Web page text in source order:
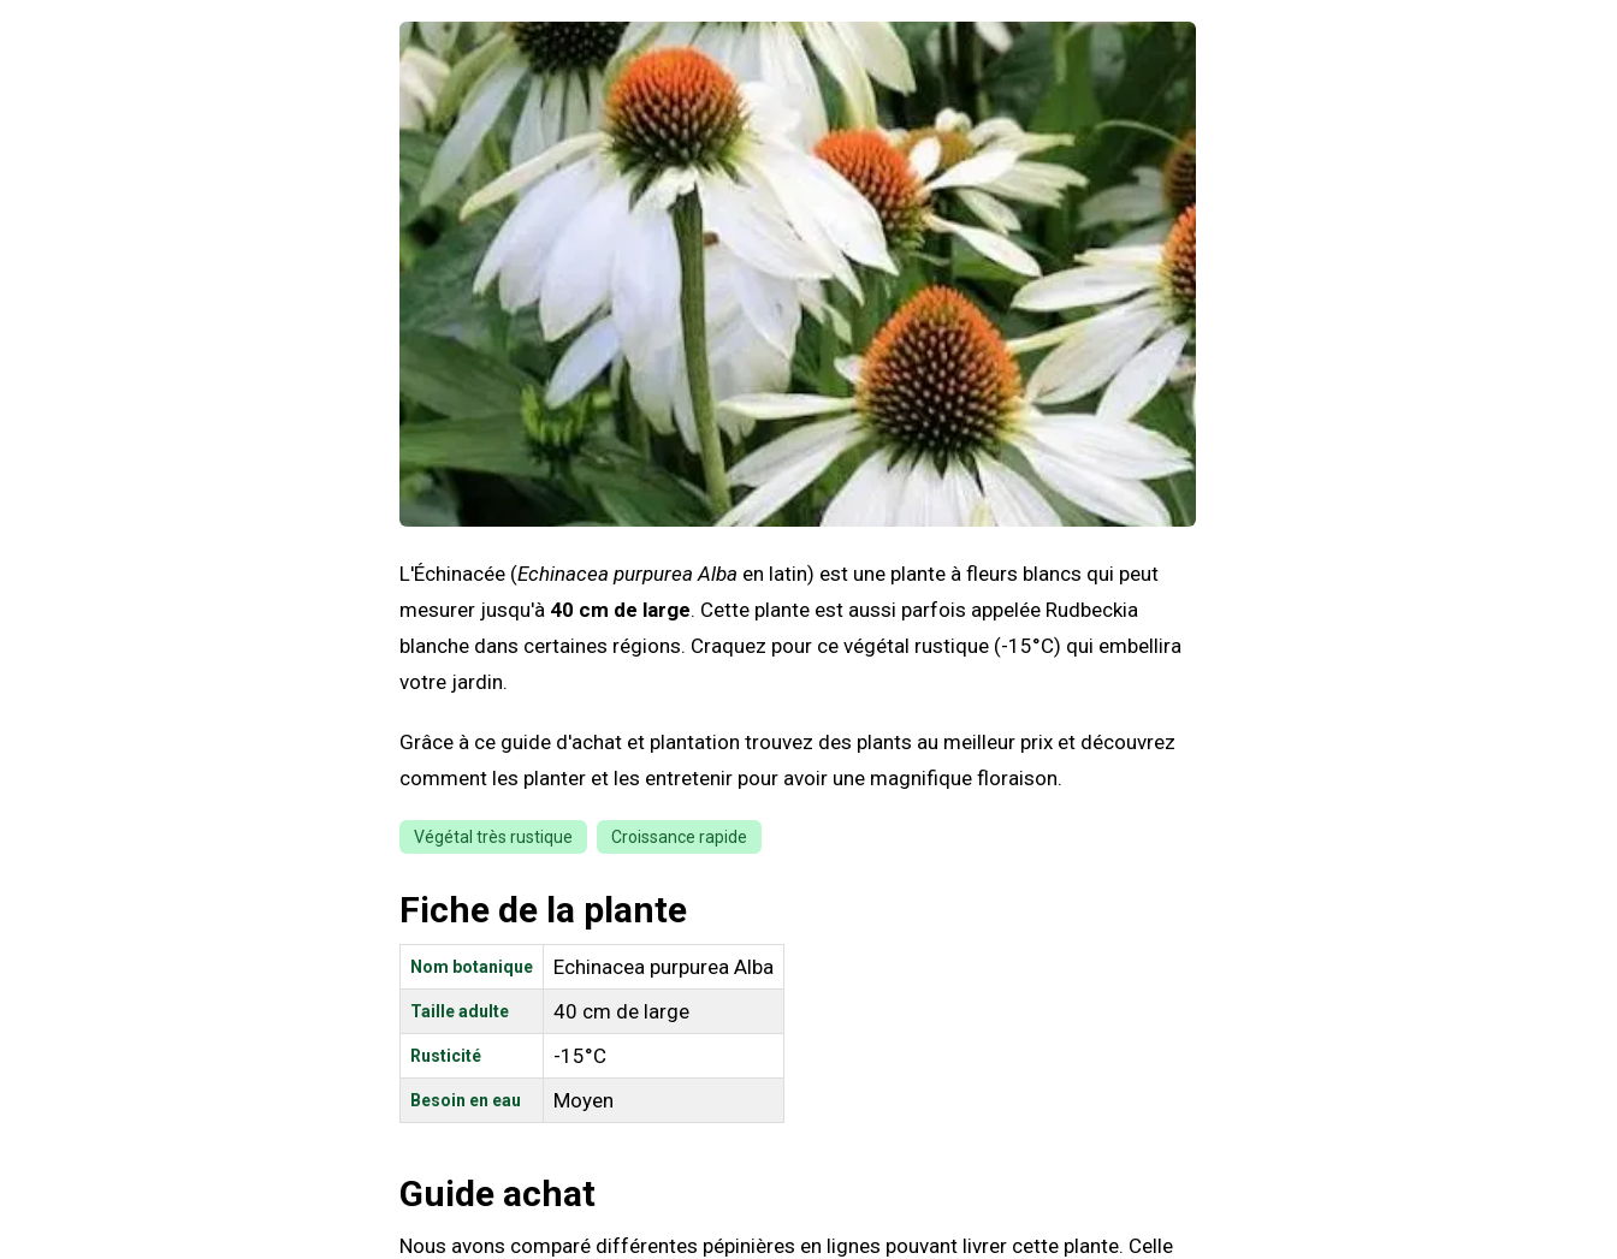
L'Échinacée (Echinacea purpurea Alba en latin) est une plante à fleurs blancs qui peut
mesurer jusqu'à 40 cm de large. Cette plante est aussi parfois appelée Rudbeckia
blanche dans certaines régions. Craquez pour ce végétal rustique (-15°C) qui embellira
votre jardin.
Grâce à ce guide d'achat et plantation trouvez des plants au meilleur prix et découvrez
comment les planter et les entretenir pour avoir une magnifique floraison.
Végétal très rustique Croissance rapide
Fiche de la plante
Nom botanique Echinacea purpurea Alba
Taille adulte 40 cm de large
Rusticité -15°C
Besoin en eau Moyen
Guide achat
Nous avons comparé différentes pépinières en lignes pouvant livrer cette plante. Celle